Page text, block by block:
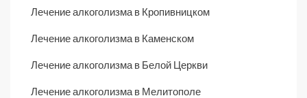
Лечение алкоголизма в Кропивницком
Лечение алкоголизма в Каменском
Лечение алкоголизма в Белой Церкви
Лечение алкоголизма в Мелитополе